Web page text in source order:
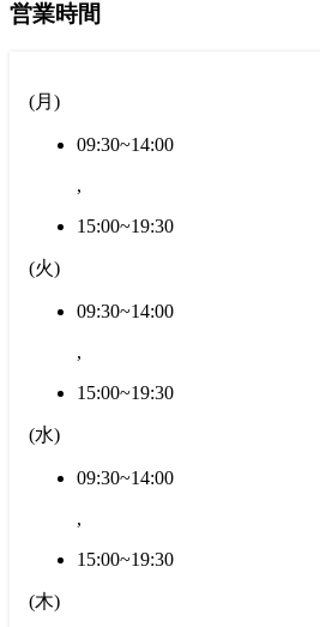
営業時間
(月 )
09:30~14:00
,
15:00~19:30
(火)
09:30~14:00
,
15:00~19:30
(水)
09:30~14:00
,
15:00~19:30
(木)